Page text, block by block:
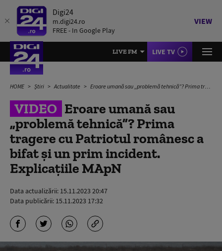
Digi24
m.digi24.ro
FREE - In Google Play
VIEW
LIVE FM LIVE TV
HOME Știri Actualitate Eroare umană sau „problemă tehnică”? Prima tragere cu Patriotul românesc a bifat și un prim incident. Explicațiile MApN
VIDEO Eroare umană sau
„problemă tehnică”? Prima
tragere cu Patriotul românesc a
bifat și un prim incident.
Explicațiile MApN
Data actualizării: 15.11.2023 20:47
Data publicării: 15.11.2023 17:32